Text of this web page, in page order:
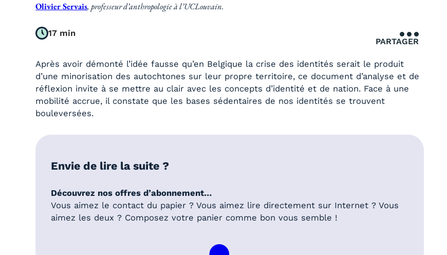
Olivier Servais, professeur d’anthropologie à l’UCLouvain.
17 min
PARTAGER
Après avoir démonté l’idée fausse qu’en Belgique la crise des identités serait le produit
d’une minorisation des autochtones sur leur propre territoire, ce document d’analyse et de
réflexion invite à se mettre au clair avec les concepts d’identité et de nation. Face à une
mobilité accrue, il constate que les bases sédentaires de nos identités se trouvent
bouleversées.
Envie de lire la suite ?
Découvrez nos offres d’abonnement…
Vous aimez le contact du papier ? Vous aimez lire directement sur Internet ? Vous
aimez les deux ? Composez votre panier comme bon vous semble !